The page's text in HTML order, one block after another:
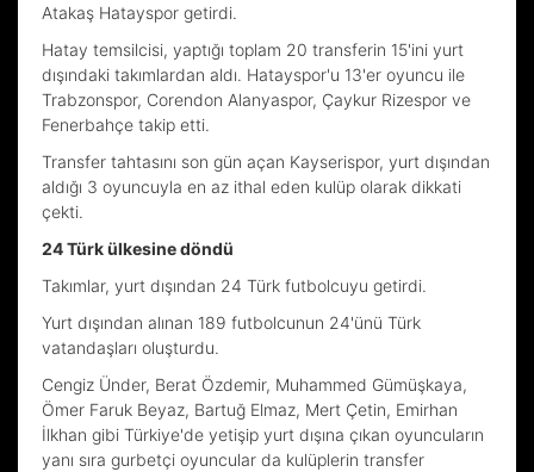
Atakaş Hatayspor getirdi.
Hatay temsilcisi, yaptığı toplam 20 transferin 15'ini yurt
dışındaki takımlardan aldı. Hatayspor'u 13'er oyuncu ile
Trabzonspor, Corendon Alanyaspor, Çaykur Rizespor ve
Fenerbahçe takip etti.
Transfer tahtasını son gün açan Kayserispor, yurt dışından
aldığı 3 oyuncuyla en az ithal eden kulüp olarak dikkati
çekti.
24 Türk ülkesine döndü
Takımlar, yurt dışından 24 Türk futbolcuyu getirdi.
Yurt dışından alınan 189 futbolcunun 24'ünü Türk
vatandaşları oluşturdu.
Cengiz Ünder, Berat Özdemir, Muhammed Gümüşkaya,
Ömer Faruk Beyaz, Bartuğ Elmaz, Mert Çetin, Emirhan
İlkhan gibi Türkiye'de yetişip yurt dışına çıkan oyuncuların
yanı sıra gurbetçi oyuncular da kulüplerin transfer